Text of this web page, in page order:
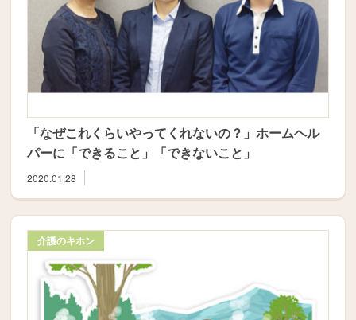
「なぜこれくらいやってくれないの？」ホームヘル
パーに「できること」「できないこと」
2020.01.28
介護のキホン